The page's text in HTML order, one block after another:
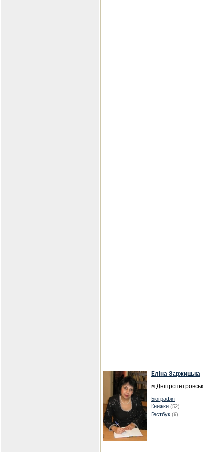
Еліна Заржицька
м.Дніпропетровськ
Біографія
Книжки (52)
Гестбук (6)